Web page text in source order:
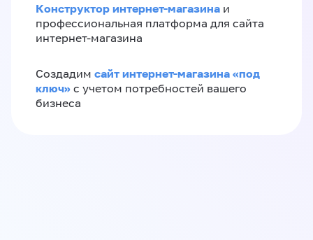
Конструктор интернет-магазина и
профессиональная платформа для сайта
интернет-магазина
Создадим сайт интернет-магазина «под
ключ» с учетом потребностей вашего
бизнеса